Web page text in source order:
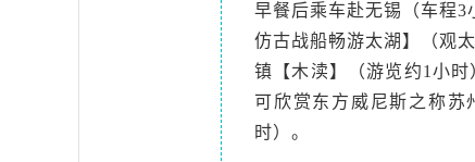
早餐后乘车赴无锡（车程
仿古战船畅游太湖】（观
镇【木渎】（游览约1小
可欣赏东方威尼斯之称苏
时）。